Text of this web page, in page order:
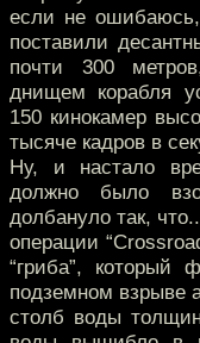
если не
поставили
почти 300
днищем корабля
150 кинокамер
тысяче кадров в
Ну, и настало
должно было
долбануло так,
операции
“гриба”, который
подземном взрыве
столб воды